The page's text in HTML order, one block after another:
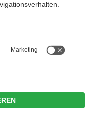
der Inhalte,
nochmals beim